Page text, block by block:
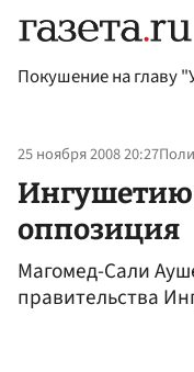
Покушение на главу
25 ноября 2008 20:27
Ингушетию
оппозиция
Магомед-Сали
правительства